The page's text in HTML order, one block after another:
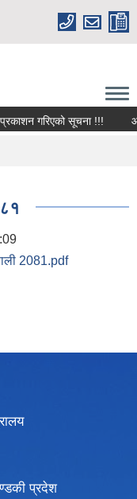
गरिएको सूचना !!!
2081.pdf
प्रदेश